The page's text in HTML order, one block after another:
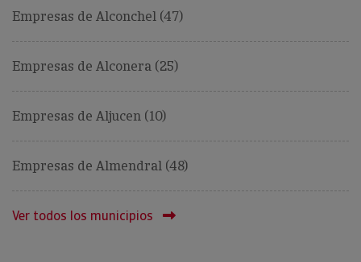
Empresas de Alconchel (47)
Empresas de Alconera (25)
Empresas de Aljucen (10)
Empresas de Almendral (48)
Ver todos los municipios